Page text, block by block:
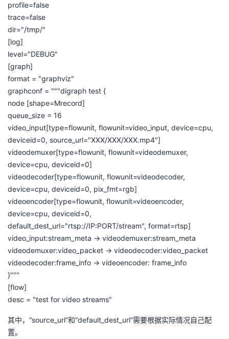
profile=false
trace=false
dir="/tmp/"
[log]
level="DEBUG"
[graph]
format = "graphviz"
graphconf = """digraph test {
node [shape=Mrecord]
queue_size = 16
video_input[type=flowunit, flowunit=video_input, device=cpu,
deviceid=0, source_url="XXX/XXX/XXX.mp4"]
videodemuxer[type=flowunit, flowunit=videodemuxer,
device=cpu, deviceid=0]
videodecoder[type=flowunit, flowunit=videodecoder,
device=cpu, deviceid=0, pix_fmt=rgb]
videoencoder[type=flowunit, flowunit=videoencoder,
device=cpu, deviceid=0,
default_dest_url="rtsp://IP:PORT/stream", format=rtsp]
video_input:stream_meta -> videodemuxer:stream_meta
videodemuxer:video_packet -> videodecoder:video_packet
videodecoder:frame_info -> videoencoder: frame_info
}"""
[flow]
desc = "test for video streams"
其中，“source_url”和“default_dest_url”需要根据实际情况自己配
置。